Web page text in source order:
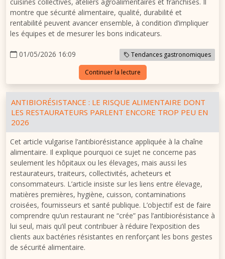
montre que sécurité alimentaire, qualité, durabilité et
rentabilité peuvent avancer ensemble, à condition d’impliquer
les équipes et de mesurer les bons indicateurs.
01/05/2026 16:09 Tendances gastronomiques
Continuer la lecture
ANTIBIORÉSISTANCE : LE RISQUE ALIMENTAIRE DONT
LES RESTAURATEURS PARLENT ENCORE TROP PEU EN
2026
Cet article vulgarise l’antibiorésistance appliquée à la chaîne
alimentaire. Il explique pourquoi ce sujet ne concerne pas
seulement les hôpitaux ou les élevages, mais aussi les
restaurateurs, traiteurs, collectivités, acheteurs et
consommateurs. L’article insiste sur les liens entre élevage,
matières premières, hygiène, cuisson, contaminations
croisées, fournisseurs et santé publique. L’objectif est de faire
comprendre qu’un restaurant ne “crée” pas l’antibiorésistance à
lui seul, mais qu’il peut contribuer à réduire l’exposition des
clients aux bactéries résistantes en renforçant les bons gestes
de sécurité alimentaire.